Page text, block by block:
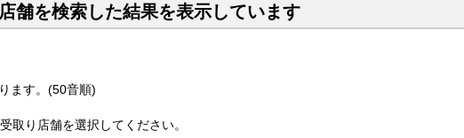
舗を検索した結果を表示しています
ます。(50音順)
取り店舗を選択してください。